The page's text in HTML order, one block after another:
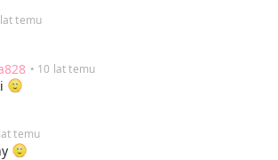
temu
• 10 lat temu
temu